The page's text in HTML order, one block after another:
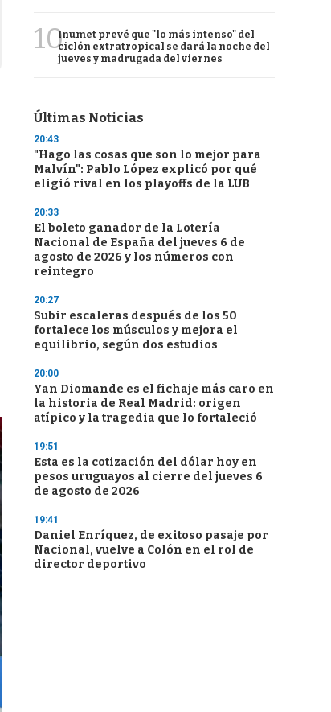
10Inumet prevé que "lo más intenso" del
ciclón extratropical se dará la noche del
jueves y madrugada del viernes
Últimas Noticias
20:43
"Hago las cosas que son lo mejor para
Malvín": Pablo López explicó por qué
eligió rival en los playoffs de la LUB
20:33
El boleto ganador de la Lotería
Nacional de España del jueves 6 de
agosto de 2026 y los números con
reintegro
20:27
Subir escaleras después de los 50
fortalece los músculos y mejora el
equilibrio, según dos estudios
20:00
Yan Diomande es el fichaje más caro en
la historia de Real Madrid: origen
atípico y la tragedia que lo fortaleció
19:51
Esta es la cotización del dólar hoy en
pesos uruguayos al cierre del jueves 6
de agosto de 2026
19:41
Daniel Enríquez, de exitoso pasaje por
Nacional, vuelve a Colón en el rol de
director deportivo